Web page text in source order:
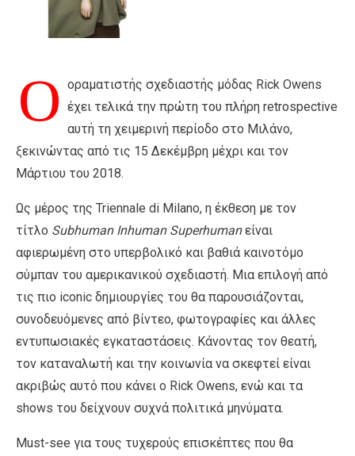
Ο οραματιστής σχεδιαστής μόδας Rick Owens
έχει τελικά την πρώτη του πλήρη retrospective
αυτή τη χειμερινή περίοδο στο Μιλάνο,
ξεκινώντας από τις 15 Δεκέμβρη μέχρι και τον
Μάρτιου του 2018.
Ως μέρος της Triennale di Milano, η έκθεση με τον
τίτλο Subhuman Inhuman Superhumanείναι
αφιερωμένη στο υπερβολικό και βαθιά καινοτόμο
σύμπαν του αμερικανικού σχεδιαστή. Μια επιλογή από
τις πιο iconic δημιουργίες του θα παρουσιάζονται,
συνοδευόμενες από βίντεο, φωτογραφίες και άλλες
εντυπωσιακές εγκαταστάσεις. Κάνοντας τον θεατή,
τον καταναλωτή και την κοινωνία να σκεφτεί είναι
ακριβώς αυτό που κάνει ο Rick Owens, ενώ και τα
shows του δείχνουν συχνά πολιτικά μηνύματα.
Must-see για τους τυχερούς επισκέπτες που θα